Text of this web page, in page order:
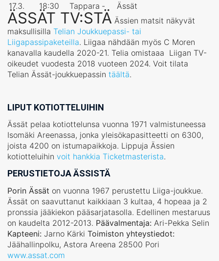
17.3.
18:30 Tappara - Ässät
ÄSSÄT TV:STÄ Ässien matsit näkyvät
maksullisilla Telian Joukkuepassi- tai
Liigapassipaketeilla. Liigaa nähdään myös C Moren
kanavalla kaudella 2020-21. Telia omistaaa Liigan TV-
oikeudet vuodesta 2018 vuoteen 2024. Voit tilata
Telian Ässät-joukkuepassin täältä.
LIPUT KOTIOTTELUIHIN
Ässät pelaa kotiottelunsa vuonna 1971 valmistuneessa
Isomäki Areenassa, jonka yleisökapasitteetti on 6300,
joista 4200 on istumapaikkoja. Lippuja Ässien
kotiotteluihin voit hankkia Ticketmasterista.
PERUSTIETOJA ÄSSISTÄ
Porin Ässät on vuonna 1967 perustettu Liiga-joukkue.
Ässät on saavuttanut kaikkiaan 3 kultaa, 4 hopeaa ja 2
pronssia jääkiekon pääsarjatasolla. Edellinen mestaruus
on kaudelta 2012-2013. Päävalmentaja: Ari-Pekka Selin
Kapteeni: Jarno Kärki Toimiston yhteystiedot:
Jäähallinpolku, Astora Areena 28500 Pori
www.assat.com